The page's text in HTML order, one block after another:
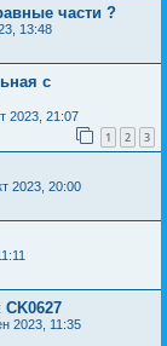
части ?
13:48
с
2023, 21:07
1 2 3
2023, 20:00
2023, 11:35